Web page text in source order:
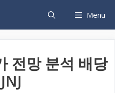
Menu
전망 분석 배당